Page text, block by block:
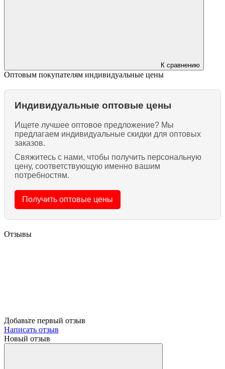
К сравнению
Оптовым покупателям индивидуальные цены
Индивидуальные оптовые цены
Ищете лучшее оптовое предложение? Мы
предлагаем индивидуальные скидки для оптовых
заказов.
Свяжитесь с нами, чтобы получить персональную
цену, соответствующую именно вашим
потребностям.
Получить оптовые цены
Отзывы
Добавьте первый отзыв
Написать отзыв
Новый отзыв